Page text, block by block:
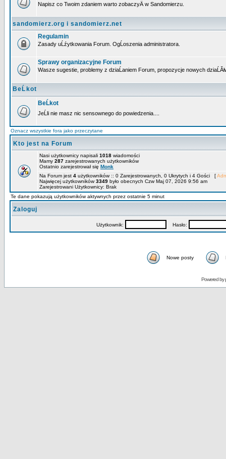
Napisz co Twoim zdaniem warto zobaczyÄ w Sandomierzu.
sandomierz.org i sandomierz.net
Regulamin
Zasady uĹźytkowania Forum. OgĹoszenia administratora.
Sprawy organizacyjne Forum
Wasze sugestie, problemy z dziaĹaniem Forum, propozycje nowych
BeĹkot
BeĹkot
JeĹli nie masz nic sensownego do powiedzenia....
Oznacz wszystkie fora jako przeczytane
Kto jest na Forum
Nasi użytkownicy napisali 1018 wiadomości
Mamy 287 zarejestrowanych użytkowników
Ostatnio zarejestrował się Monk
Na Forum jest 4 użytkowników :: 0 Zarejestrowanych, 0 Ukrytych i 4 Gości [
Najwięcej użytkowników3349 było obecnych Czw Maj 07, 2026 9:56 am
Zarejestrowani Użytkownicy: Brak
Te dane pokazują użytkowników aktywnych przez ostatnie 5 minut
Zaloguj
Użytkownik: Hasło:
Nowe posty
Powered by